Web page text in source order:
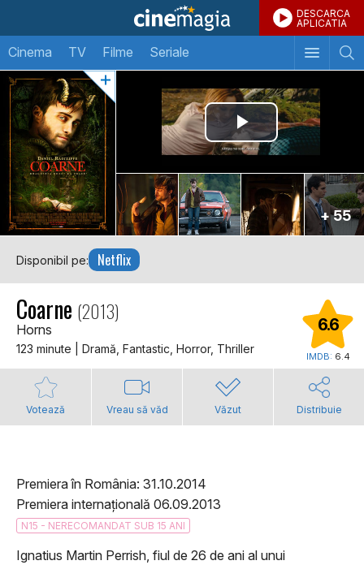
DESCARCA
APLICATIA
Cinema TV Filme Seriale
+ 55
Disponibil pe: Netflix
Coarne (2013)
Horns
123 minute | Dramă, Fantastic, Horror, Thriller
6.6
IMDB: 6.4
Votează Vreau să văd Văzut Distribuie
Premiera în România: 31.10.2014
Premiera internațională 06.09.2013
N15 - NERECOMANDAT SUB 15 ANI
Ignatius Martin Perrish, fiul de 26 de ani al unui